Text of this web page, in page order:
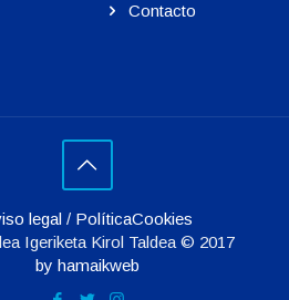
Contacto
legal/ PolíticaCookies
Igeriketa Kirol Taldea © 2017
by hamaikweb